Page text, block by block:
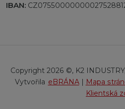
IBAN:
Copyright 2026 ©, K2
eBRÁNA | Mapa
Klientská